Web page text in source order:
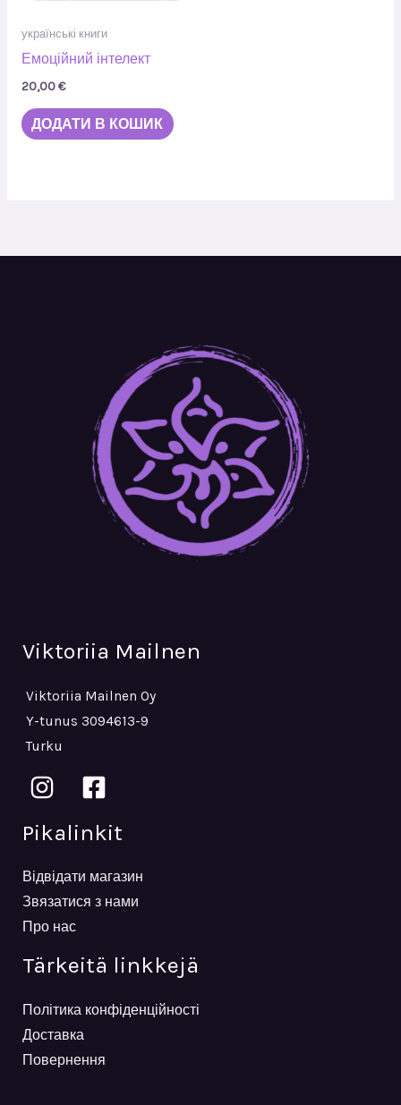
українські книги
Емоційний інтелект
20,00€
ДОДАТИ В КОШИК
Viktoriia Mailnen
Viktoriia Mailnen Oy
Y-tunus 3094613-9
Turku
Pikalinkit
Відвідати магазин
Звязатися з нами
Про нас
Tärkeitä linkkejä
Політика конфіденційності
Доставка
Повернення